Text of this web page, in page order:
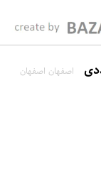
اصفهان اصفهان